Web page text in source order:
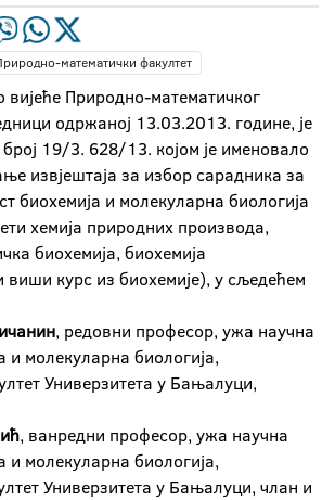
математички факултет
вијеће Природно-математичког
одржаној 13.03.2013. године, је
19/3. 628/13. којом је именовало
извјештаја за избор сарадника за
биохемија и молекуларна биологија
хемија природних производа,
биохемија, биохемија
виши курс из биохемије), у сљедећем
, редовни професор, ужа научна
и молекуларна биологија,
Универзитета у Бањалуци,
, ванредни професор, ужа научна
и молекуларна биологија,
Универзитета у Бањалуци, члан и